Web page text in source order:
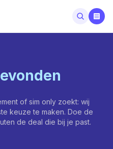
of sim only zoekt: wij
keuze te maken. Doe de
de deal die bij je past.